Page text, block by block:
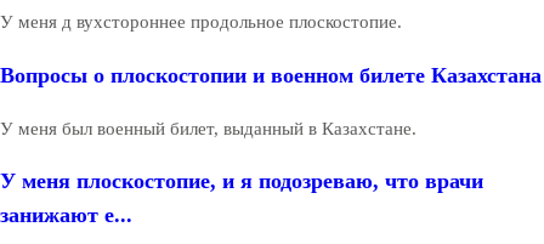
У меня д вухстороннее продольное плоскостопие.
Вопросы о плоскостопии и военном билете Казахстана
У меня был военный билет, выданный в Казахстане.
У меня плоскостопие, и я подозреваю, что врачи
занижают е...